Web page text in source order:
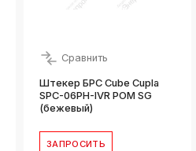
Сравнить
Штекер БРС Cube Cupla
SPC-06PH-IVR POM SG
(бежевый)
ЗАПРОСИТЬ